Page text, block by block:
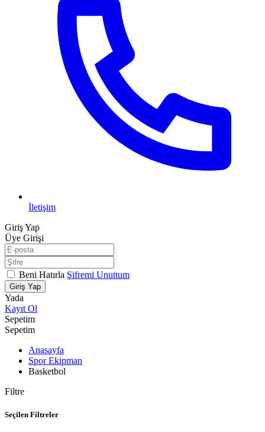
İletişim
Giriş Yap
Üye Girişi
Beni Hatırla Şifremi Unuttum
Giriş Yap
Yada
Kayıt Ol
Sepetim
Sepetim
Anasayfa
Spor Ekipman
Basketbol
Filtre
Seçilen Filtreler